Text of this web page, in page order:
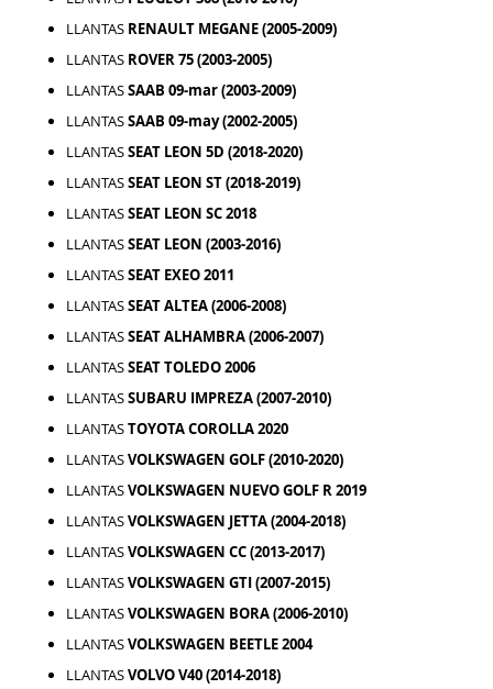
LLANTAS RENAULT MEGANE (2005-2009)
LLANTAS ROVER 75 (2003-2005)
LLANTASSAAB 09-mar (2003-2009)
LLANTASSAAB 09-may (2002-2005)
LLANTASSEAT LEON 5D (2018-2020)
LLANTASSEAT LEON ST (2018-2019)
LLANTASSEAT LEON SC 2018
LLANTASSEAT LEON (2003-2016)
LLANTASSEAT EXEO 2011
LLANTASSEAT ALTEA (2006-2008)
LLANTASSEAT ALHAMBRA (2006-2007)
LLANTASSEAT TOLEDO 2006
LLANTASSUBARU IMPREZA (2007-2010)
LLANTASTOYOTA COROLLA 2020
LLANTASVOLKSWAGEN GOLF (2010-2020)
LLANTASVOLKSWAGEN NUEVO GOLF R 2019
LLANTASVOLKSWAGEN JETTA (2004-2018)
LLANTASVOLKSWAGEN CC (2013-2017)
LLANTASVOLKSWAGEN GTI (2007-2015)
LLANTASVOLKSWAGEN BORA (2006-2010)
LLANTASVOLKSWAGEN BEETLE 2004
LLANTASVOLVO V40 (2014-2018)